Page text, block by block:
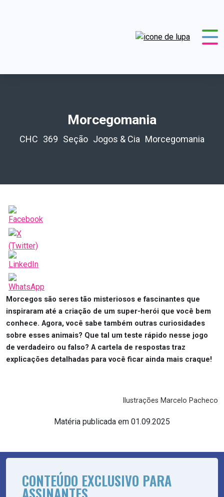
Morcegomania
CHC 369 Seção Jogos & Cia Morcegomania
Morcegos são seres tão misteriosos e fascinantes que
inspiraram até a criação de um super-herói que você bem
conhece. Agora, você sabe também outras curiosidades
sobre esses animais? Que tal um teste rápido nesse jogo
de verdadeiro ou falso? A cartela de respostas traz
explicações detalhadas para você ficar ainda mais craque!
Ilustrações Marcelo Pacheco
Matéria publicada em 01.09.2025
CONTEÚDO EXCLUSIVO PARA